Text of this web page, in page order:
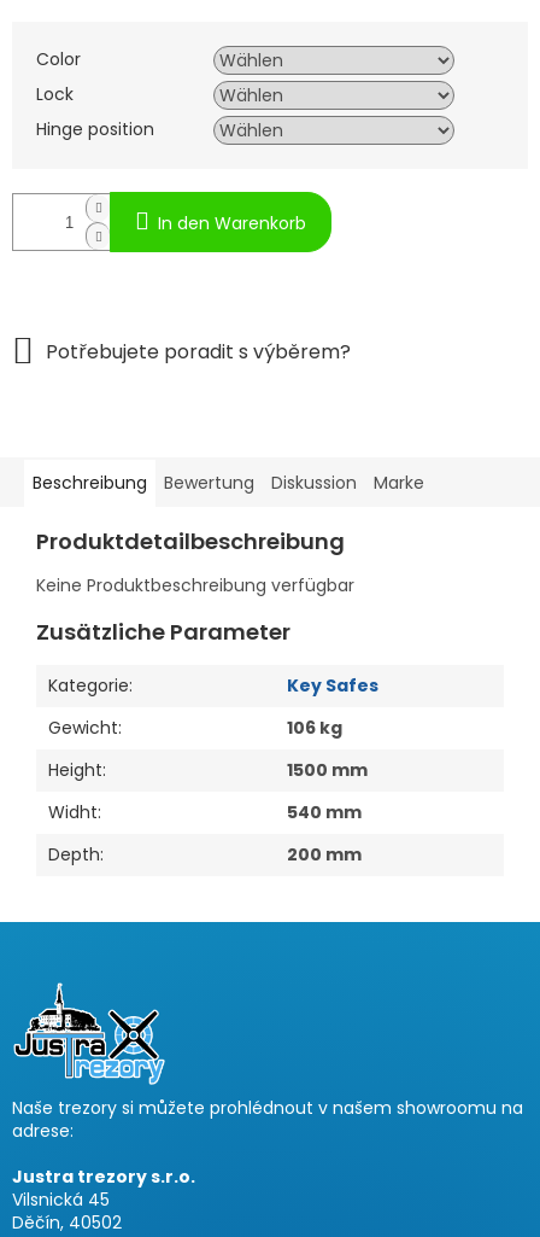
Color
Lock
Hinge position
In den Warenkorb
Beschreibung Bewertung Diskussion Marke
Produktdetailbeschreibung
Keine Produktbeschreibung verfügbar
Zusätzliche Parameter
Kategorie:
Key Safes
Gewicht:
106 kg
Height:
1500 mm
Widht:
540 mm
Depth: 200 mm
e
Naše trezory si můžete prohlédnout v našem showroomu na
adrese:
Justra trezory s.r.o.
Vilsnická 45
Děčín, 40502